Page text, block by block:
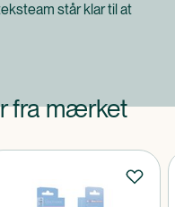
står klar til at
fra mærket